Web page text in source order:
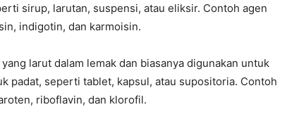
sirup, larutan, suspensi, atau eliksir. Contoh agen
indigotin, dan karmoisin.
larut dalam lemak dan biasanya digunakan untuk
padat, seperti tablet, kapsul, atau supositoria. Contoh
riboflavin, dan klorofil.